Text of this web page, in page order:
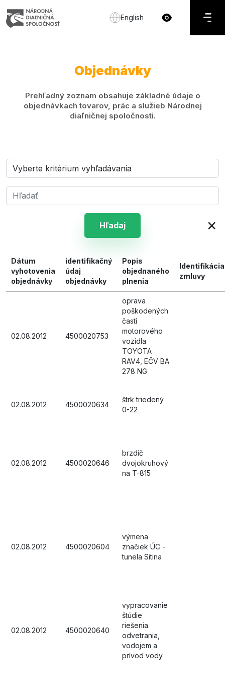
English
Objednávky
Prehľadný zoznam obsahuje základné údaje o
objednávkach tovarov, prác a služieb Národnej
diaľničnej spoločnosti.
Hľadaj ×
Dátum
vyhotovenia
objednávky
identifikačný
údaj
objednávky
Popis
objednaného
plnenia
Identifikácia
zmluvy
02.08.2012 4500020753
oprava
poškodených
častí
motorového
vozidla
TOYOTA
RAV4, EČV BA
278 NG
02.08.2012 4500020634
štrk triedený
0-22
02.08.2012 4500020646
brzdič
dvojokruhový
na T-815
02.08.2012 4500020604
výmena
značiek ÚC -
tunela Sitina
02.08.2012 4500020640
vypracovanie
štúdie
riešenia
odvetrania,
vodojem a
prívod vody